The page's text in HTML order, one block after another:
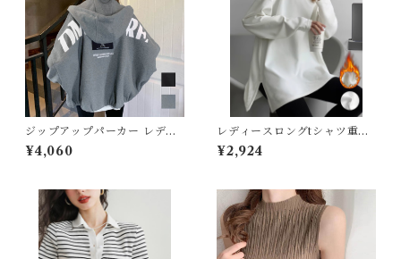
着圧ソックス
タイツ
スキニー・レギンス
ブラジャー
ショーツ
男性下着
ジップアップパーカー レディ
ース 春秋冬
¥4,060
レディースロングtシャツ重ね
着カットソー
¥2,924